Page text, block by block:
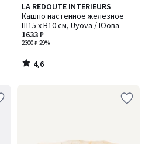
LA REDOUTE INTERIEURS
Кашпо настенное железное
Ш15 x В10 см, Uyova / Юова
2300 ₽-29%
1633 ₽
4,6
/ 5
4,6
/